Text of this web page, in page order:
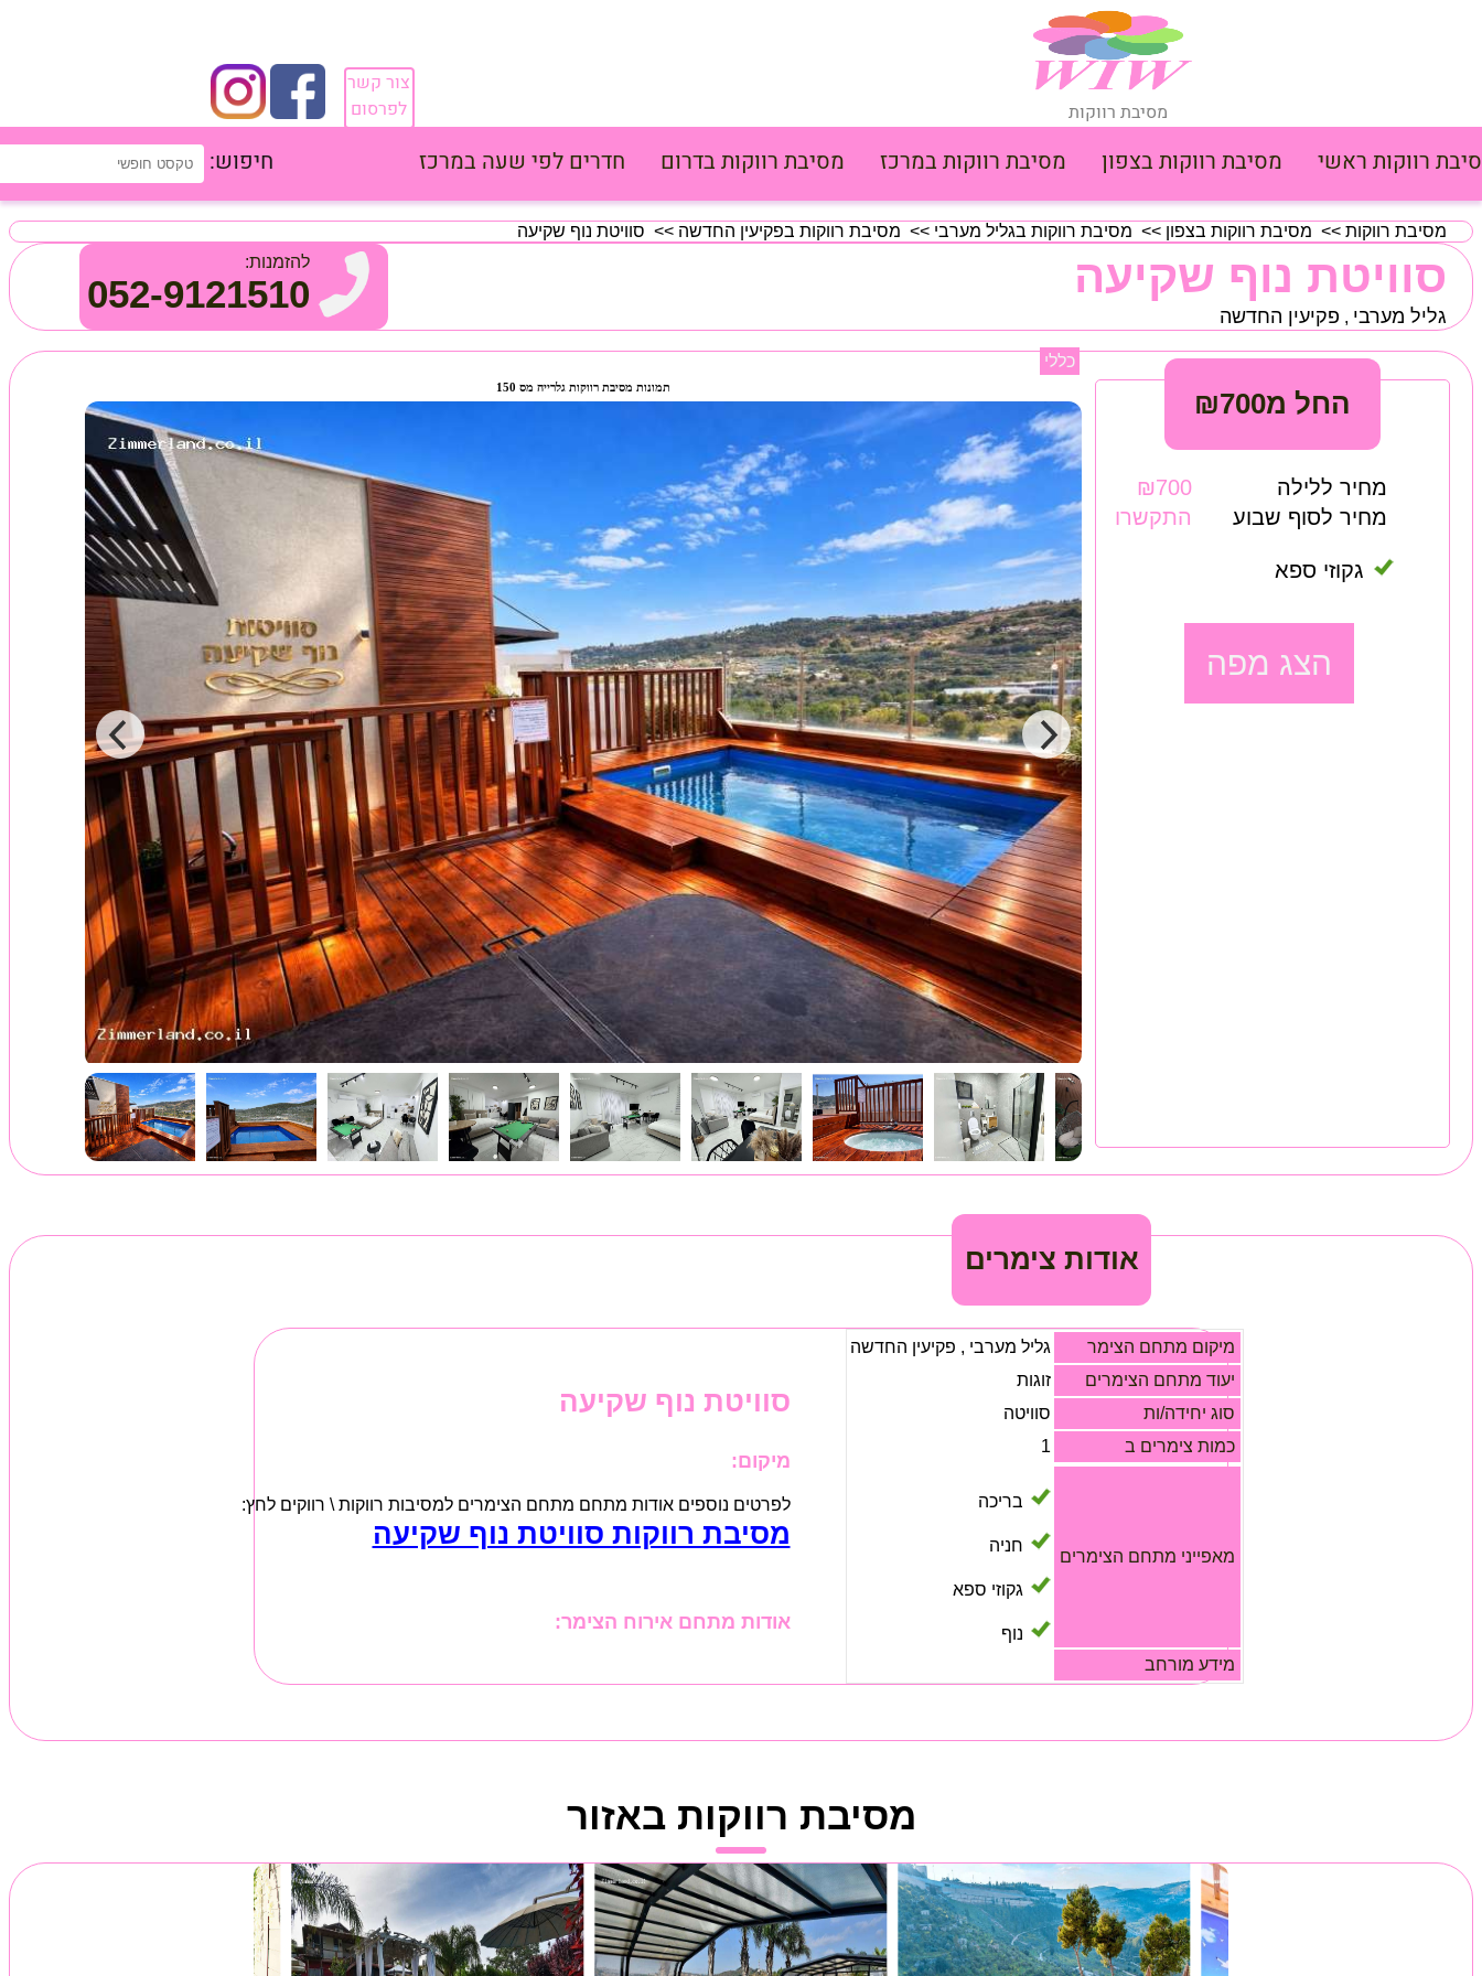
מסיבת רווקות
צור קשר
לפרסום
רווקות ראשי מסיבת רווקות בצפון מסיבת רווקות במרכז מסיבת רווקות בדרום חדרים לפי שעה במרכז חיפוש:
מסיבת רווקות >> מסיבת רווקות בצפון >> מסיבת רווקות בגליל מערבי >> מסיבת רווקות בפקיעין החדשה >> סוויטת נוף שקיעה
סוויטת נוף שקיעה
גליל מערבי , פקיעין החדשה
להזמנות:
052-9121510
החל מ₪700
מחיר ללילה
₪700
מחיר לסוף שבוע
התקשרו
גקוזי ספא
הצג מפה
כללי
אודות צימרים
מיקום מתחם הצימר גליל מערבי , פקיעין החדשה
יעוד מתחם הצימרים
זוגות
סוג יחידה/ות
סוויטה
כמות צימרים ב
1
מאפייני מתחם הצימרים
בריכה
חניה
גקוזי ספא
נוף
מידע מורחב
סוויטת נוף שקיעה
מיקום:
לפרטים נוספים אודות מתחם מתחם הצימרים למסיבות רווקות \ רווקים לחץ:
מסיבת רווקות סוויטת נוף שקיעה
אודות מתחם אירוח הצימר:
מסיבת רווקות באזור